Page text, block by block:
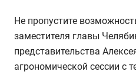
Не пропустите
заместителя главы
представительства
агрономической сессии с